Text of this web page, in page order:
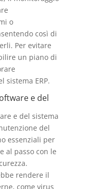
o
così di
Per evitare
un piano di
sistema ERP.
e del
e del sistema
del
essenziali per
al passo con le
rendere il
come virus